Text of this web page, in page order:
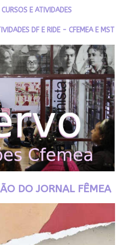
E ATIVIDADES
DF E RIDE - CFEMEA E MST
DO JORNAL FÊMEA